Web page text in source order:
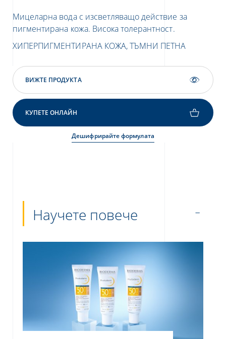
Мицеларна вода с изсветляващо действие за
пигментирана кожа. Висока толерантност.
ХИПЕРПИГМЕНТИРАНА КОЖА, ТЪМНИ ПЕТНА
ВИЖТЕ ПРОДУКТА
КУПЕТЕ ОНЛАЙН
Дешифрирайте формулата
Научете повече